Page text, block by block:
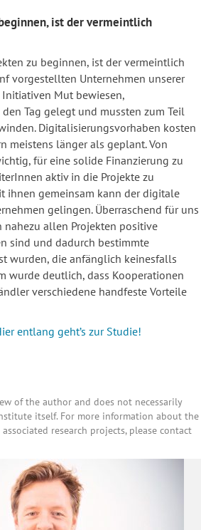
ist der vermeintlich
zu beginnen, ist der vermeintlich
vorgestellten Unternehmen unserer
Mut bewiesen,
Tag gelegt und mussten zum Teil
Digitalisierungsvorhaben kosten
meistens länger als geplant. Von
für eine solide Finanzierung zu
aktiv in die Projekte zu
ihnen gemeinsam kann der digitale
gelingen. Überraschend für uns
nahezu allen Projekten positive
sind und dadurch bestimmte
wurden, die anfänglich keinesfalls
wurde deutlich, dass Kooperationen
verschiedene handfeste Vorteile
entlang geht’s zur Studie!
of the author and does not necessarily
itself. For more information about the
research projects, please contact